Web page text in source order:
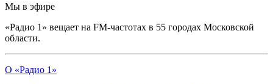
Мы в эфире
«Радио 1» вещает на FM-частотах в 55 городах Московской
области.
О «Радио 1»